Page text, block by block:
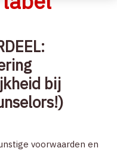
bij
voorwaarden en
EEN THERAPEUT